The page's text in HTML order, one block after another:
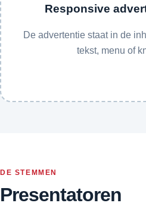
Responsive
De advertentie staat in de
tekst, menu of
DE STEMMEN
Presentatoren